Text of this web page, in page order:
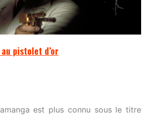
au pistolet d’or
est plus connu sous le titre